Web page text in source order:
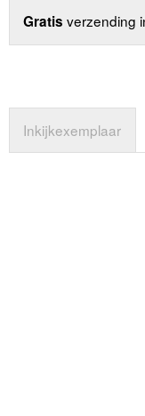
Gratis verzending
Inkijkexemplaar